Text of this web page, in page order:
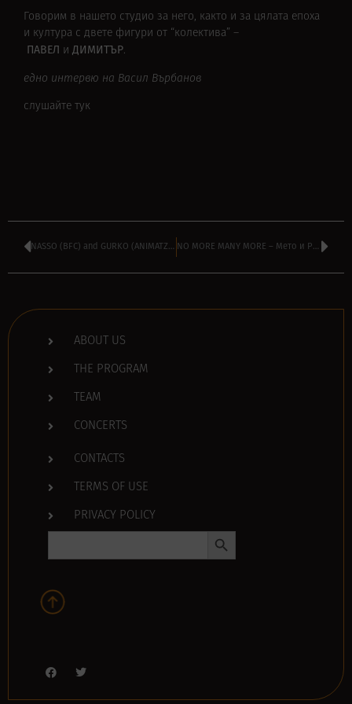
Говорим в нашето студио за него, както и за цялата епоха
и култура с двете фигури от “колектива” –
ПАВЕЛ и ДИМИТЪР.
едно интервю на Васил Върбанов
слушайте тук
NASSO (BFC) and GURKO (ANIMATZIONERITE) NO MORE MANY MORE – Мето и Радо
ABOUT US
THE PROGRAM
TEAM
CONCERTS
CONTACTS
TERMS OF USE
PRIVACY POLICY
Search
Search Button